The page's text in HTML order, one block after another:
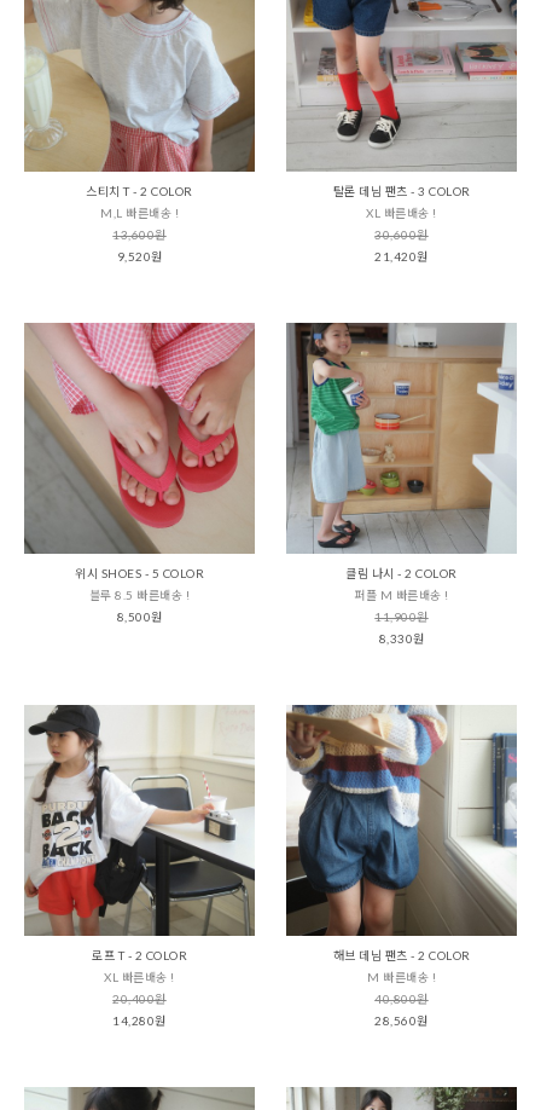
스티치 T - 2 COLOR
M,L 빠른배송 !
13,600원
9,520원
탈론 데님 팬츠 - 3 COLOR
XL 빠른배송 !
30,600원
21,420원
위시 SHOES - 5 COLOR
블루 8.5 빠른배송 !
8,500원
클림 나시 - 2 COLOR
퍼플 M 빠른배송 !
11,900원
8,330원
로프 T - 2 COLOR
XL 빠른배송 !
20,400원
14,280원
해브 데님 팬츠 - 2 COLOR
M 빠른배송 !
40,800원
28,560원